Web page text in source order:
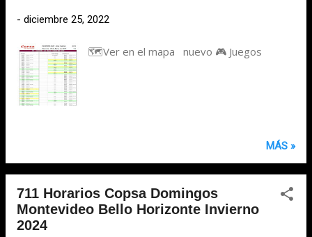
- diciembre 25, 2022
🗺️Ver en el mapa nuevo 🎮 Juegos
MÁS »
711 Horarios Copsa Domingos
Montevideo Bello Horizonte Invierno
2024